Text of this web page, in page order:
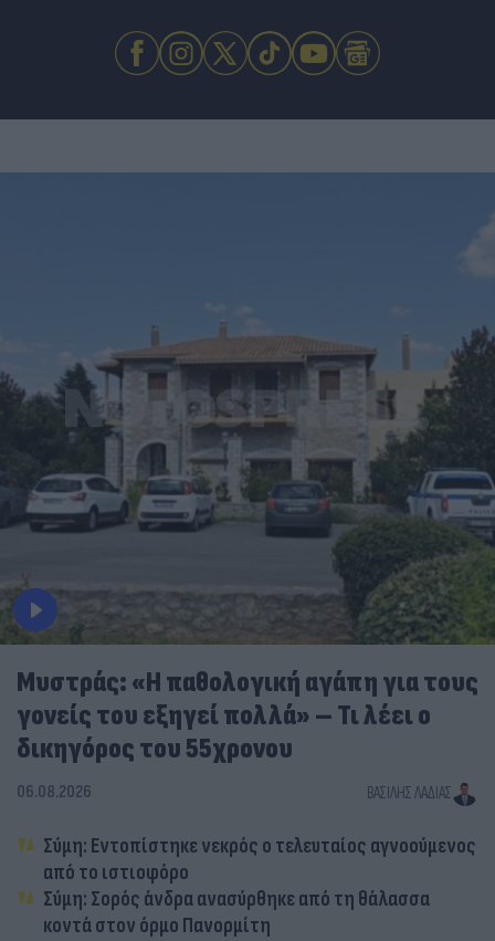
Μυστράς: «Η παθολογική αγάπη για τους
γονείς του εξηγεί πολλά» – Τι λέει ο
δικηγόρος του 55χρονου
06.08.2026 ΒΑΣΊΛΗΣ ΛΑΔΙΆΣ
Σύμη: Εντοπίστηκε νεκρός ο τελευταίος αγνοούμενος
από το ιστιοφόρο
Σύμη: Σορός άνδρα ανασύρθηκε από τη θάλασσα
κοντά στον όρμο Πανορμίτη